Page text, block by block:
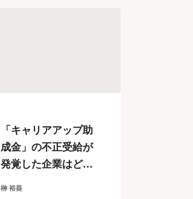
「キャリアアップ助
成金」の不正受給が
発覚した企業はどう
榊 裕葵